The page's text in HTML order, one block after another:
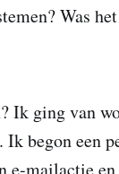
Was
Ik ging van
Ik begon een
e-mailactie